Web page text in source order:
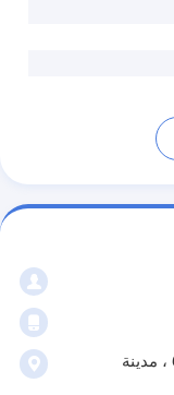
9303-9305 بلوك C ، طريق Xinyuan رقم 6 ، مدينة